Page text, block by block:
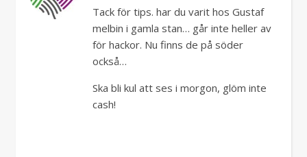
Tack för tips. har du varit hos Gustaf
melbin i gamla stan… går inte heller av
för hackor. Nu finns de på söder
också…
Ska bli kul att ses i morgon, glöm inte
cash!